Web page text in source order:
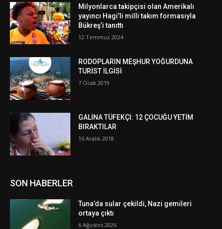
Milyonlarca takipçisi olan Amerikalı
yayıncı Hagi’li milli takım formasıyla
Bükreş’i tanıttı
12 Temmuz 2024
RODOPLARIN MEŞHUR YOĞURDUNA
TURİST İLGİSİ
7 Ocak 2019
GALİNA TÜFEKÇİ: 12 ÇOCUĞU YETİM
BIRAKTILAR
16 Aralık 2018
SON HABERLER
Tuna’da sular çekildi, Nazi gemileri
ortaya çıktı
6 Ağustos 2026